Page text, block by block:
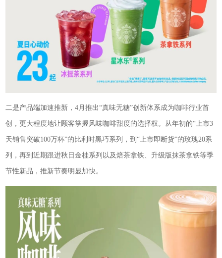
二是产品端加速推新，4月推出“真味无糖”创新体系成为咖啡行业首
创，更大程度地让顾客掌握风味咖啡甜度的选择权。从年初的“上市3
天销售突破100万杯”的比利时黑巧系列，到“上市即断货”的玫瑰20系
列，再到近期跟进秋日金桂系列以及焙茶拿铁、升级版抹茶拿铁等季
节性新品，推新节奏明显加快。